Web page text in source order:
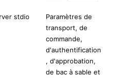
stdio
Paramètres de
transport, de
commande,
d'authentification
, d'approbation,
de bac à sable et